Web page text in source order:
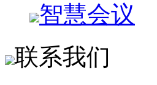
智慧会议
联系我们